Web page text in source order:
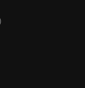
ESTÁS A
desde 1953